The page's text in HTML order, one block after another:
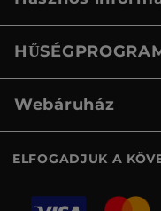
Webáruház
ELFOGADJUK A